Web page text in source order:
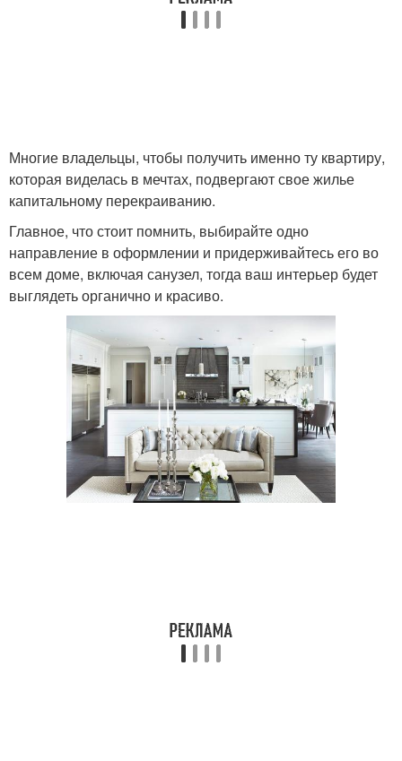
Многие владельцы, чтобы получить именно ту квартиру,
которая виделась в мечтах, подвергают свое жилье
капитальному перекраиванию.
Главное, что стоит помнить, выбирайте одно
направление в оформлении и придерживайтесь его во
всем доме, включая санузел, тогда ваш интерьер будет
выглядеть органично и красиво.